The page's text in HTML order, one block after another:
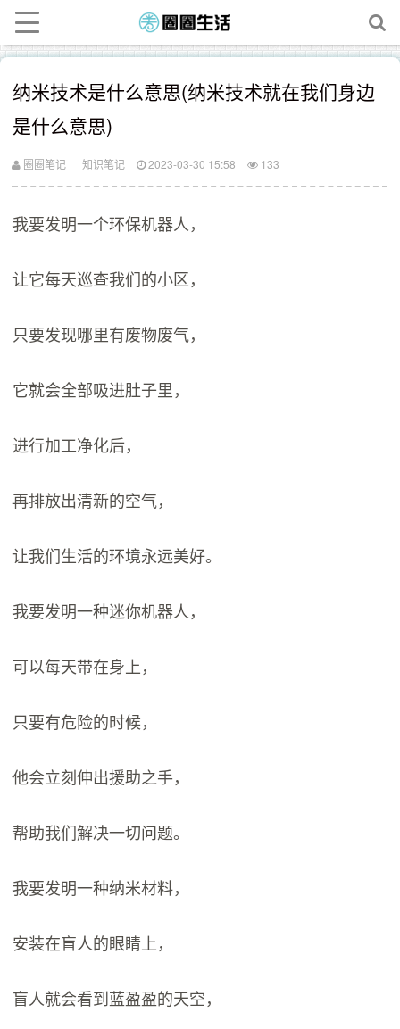
纳米技术是什么意思(纳米技术就在我们身边
是什么意思)
圈圈笔记 知识笔记 2023-03-30 15:58 133
我要发明一个环保机器人，
让它每天巡查我们的小区，
只要发现哪里有废物废气，
它就会全部吸进肚子里，
进行加工净化后，
再排放出清新的空气，
让我们生活的环境永远美好。
我要发明一种迷你机器人，
可以每天带在身上，
只要有危险的时候，
他会立刻伸出援助之手，
帮助我们解决一切问题。
我要发明一种纳米材料，
安装在盲人的眼睛上，
盲人就会看到蓝盈盈的天空，